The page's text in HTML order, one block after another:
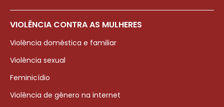
VIOLÊNCIA CONTRA AS MULHERES
Violência doméstica e familiar
Violência sexual
Feminicídio
Violência de gênero na internet